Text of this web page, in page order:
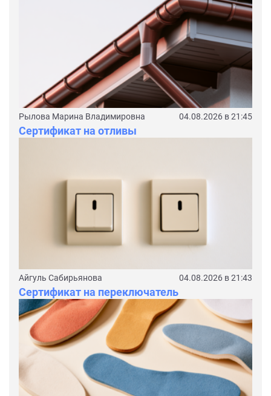
Рылова Марина Владимировна 04.08.2026 в 21:45
Сертификат на отливы
Айгуль Сабирьянова 04.08.2026 в 21:43
Сертификат на переключатель